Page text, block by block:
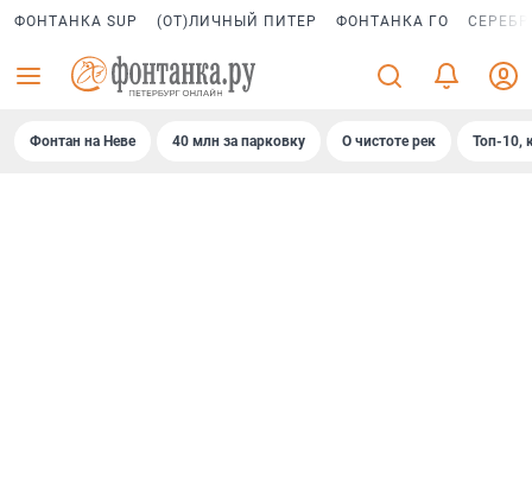
ФОНТАНКА SUP (ОТ)ЛИЧНЫЙ ПИТЕР ФОНТАНКА ГО
Фонтан на Неве 40 млн за парковку О чистоте рек Топ-10,